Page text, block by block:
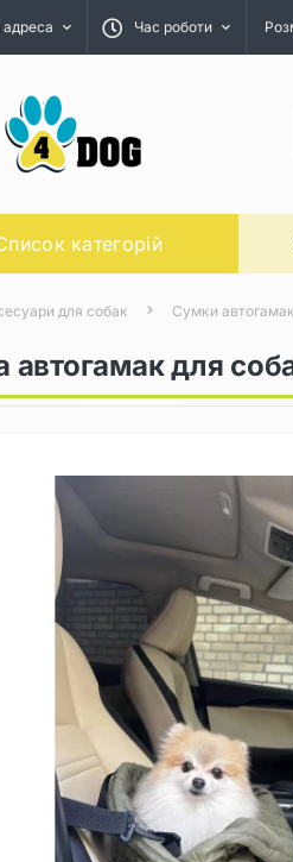
Час роботи
категорій
для собак Сумки
автогамак для